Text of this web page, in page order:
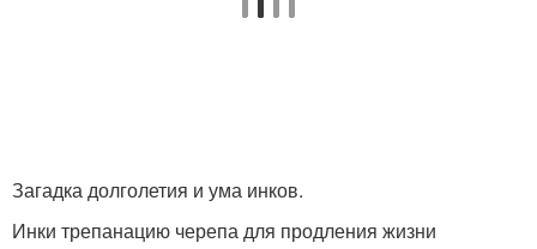
Загадка долголетия и ума инков.
Инки трепанацию черепа для продления жизни